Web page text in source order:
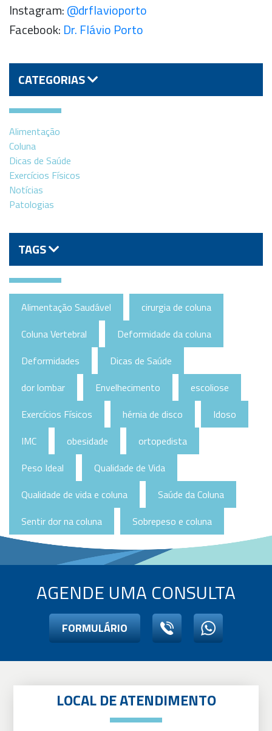
Instagram:@drflavioporto
Facebook: Dr. Flávio Porto
CATEGORIAS
Alimentação
Coluna
Dicas de Saúde
Exercícios Físicos
Notícias
Patologias
TAGS
Alimentação Saudável
cirurgia de coluna
Coluna Vertebral
Deformidade da coluna
Deformidades
Dicas de Saúde
dor lombar
Envelhecimento
escoliose
Exercícios Físicos
hérnia de disco
Idoso
IMC
obesidade
ortopedista
Peso Ideal
Qualidade de Vida
Qualidade de vida e coluna
Saúde da Coluna
Sentir dor na coluna
Sobrepeso e coluna
AGENDE UMA CONSULTA
FORMULÁRIO
LOCAL DE ATENDIMENTO